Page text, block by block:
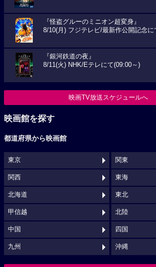
『怪盗グルーのミニオン超変身』
8/10(月) フジテレビ/最新作公開記念に
『銀河鉄道の夜』
8/11(火) NHK/Eテレにて(09:00～)
映画TV放送スケジュールへ
映画館を探す
都道府県から映画館
東京 関東
関西 東海
北海道 東北
甲信越 北陸
中国 四国
九州 沖縄